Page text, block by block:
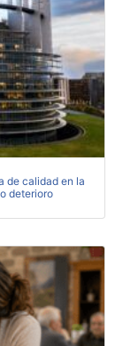
de calidad en la
deterioro